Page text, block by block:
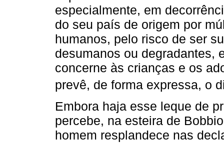
especialmente, em
do seu país de origem por
humanos, pelo risco de ser
desumanos ou degradantes,
concerne às crianças e os
prevê, de forma expressa, o
Embora haja esse leque de
percebe, na esteira de
homem resplandece nas